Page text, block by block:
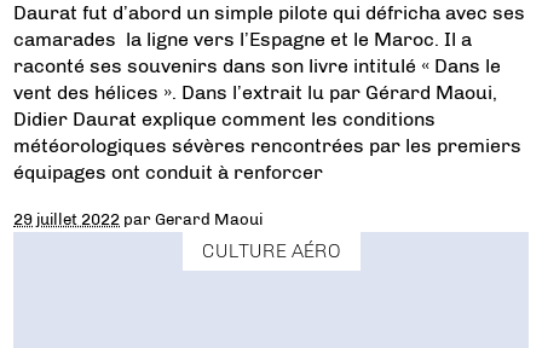
Daurat fut d’abord un simple pilote qui défricha avec ses
camarades la ligne vers l’Espagne et le Maroc. Il a
raconté ses souvenirs dans son livre intitulé « Dans le
vent des hélices ». Dans l’extrait lu par Gérard Maoui,
Didier Daurat explique comment les conditions
météorologiques sévères rencontrées par les premiers
équipages ont conduit à renforcer
29 juillet 2022 parGerard Maoui
CULTURE AÉRO